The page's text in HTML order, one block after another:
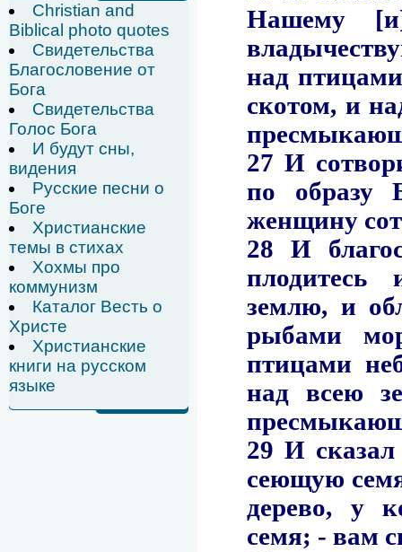
Christian and
Biblical photo quotes
Свидетельства
Благословение от
Бога
Свидетельства
Голос Бога
И будут сны,
видения
Русские песни о
Боге
Христианские
темы в стихах
Хохмы про
коммунизм
Каталог Весть о
Христе
Христианские
книги на русском
языке